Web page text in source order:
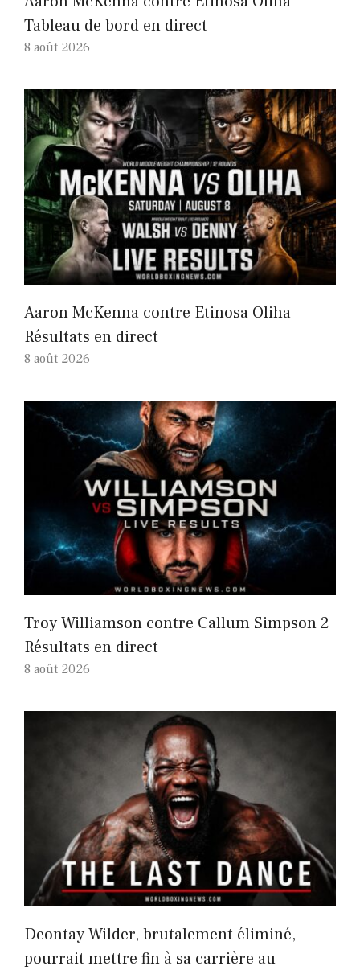
Tableau de bord en direct
8 août 2026
Aaron McKenna contre Etinosa Oliha
Résultats en direct
8 août 2026
Troy Williamson contre Callum Simpson 2
Résultats en direct
8 août 2026
Deontay Wilder, brutalement éliminé,
pourrait mettre fin à sa carrière au